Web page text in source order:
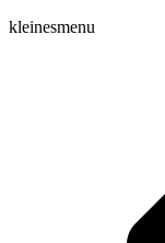
kleinesmenu